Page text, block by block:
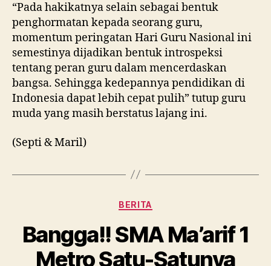
“Pada hakikatnya selain sebagai bentuk
penghormatan kepada seorang guru,
momentum peringatan Hari Guru Nasional ini
semestinya dijadikan bentuk introspeksi
tentang peran guru dalam mencerdaskan
bangsa. Sehingga kedepannya pendidikan di
Indonesia dapat lebih cepat pulih” tutup guru
muda yang masih berstatus lajang ini.
(Septi & Maril)
Kategori
BERITA
Bangga!! SMA Ma’arif 1
Metro Satu-Satunya